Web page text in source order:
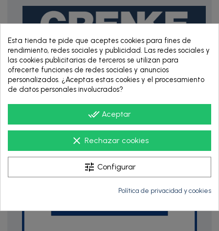
RENTING DE 12
HASTA 60 MESES
Esta tienda te pide que aceptes cookies para fines de
rendimiento, redes sociales y publicidad. Las redes sociales y
las cookies publicitarias de terceros se utilizan para
ofrecerte funciones de redes sociales y anuncios
personalizados. ¿Aceptas estas cookies y el procesamiento
de datos personales involucrados?
done_all Aceptar
clear Rechazar cookies
tune Configurar
Política de privacidad y cookies